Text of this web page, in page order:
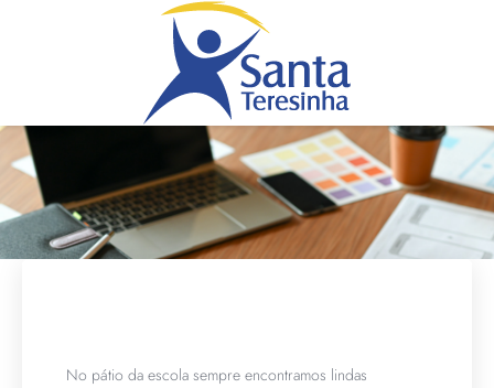
No pátio da escola sempre encontramos lindas